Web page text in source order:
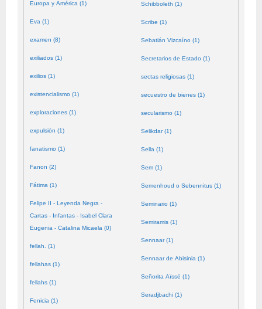
Europa y América (1)
Eva (1)
examen (8)
exiliados (1)
exilios (1)
existencialismo (1)
exploraciones (1)
expulsión (1)
fanatismo (1)
Fanon (2)
Fátima (1)
Felipe II - Leyenda Negra -
Cartas - Infantas - Isabel Clara
Eugenia - Catalina Micaela (0)
fellah. (1)
fellahas (1)
fellahs (1)
Fenicia (1)
Schibboleth (1)
Scribe (1)
Sebatián Vizcaíno (1)
Secretarios de Estado (1)
sectas religiosas (1)
secuestro de bienes (1)
secularismo (1)
Selikdar (1)
Sella (1)
Sem (1)
Semenhoud o Sebennitus (1)
Seminario (1)
Semiramis (1)
Sennaar (1)
Sennaar de Abisinia (1)
Señorita Aïssé (1)
Seradjbachi (1)